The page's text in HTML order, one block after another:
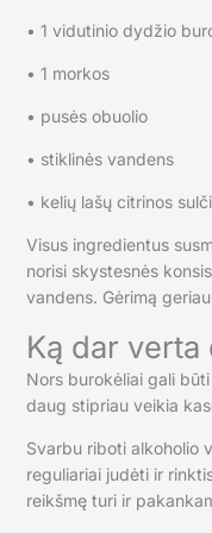
• 1 vidutinio dydžio
• 1 morkos
• pusės obuolio
• stiklinės vandens
• kelių lašų citrinos
Visus ingredientus
norisi skystesnės
vandens. Gėrimą
Ką dar
Nors burokėliai gali
daug stipriau veikia
Svarbu riboti alkoholio
reguliariai judėti ir
reikšmę turi ir